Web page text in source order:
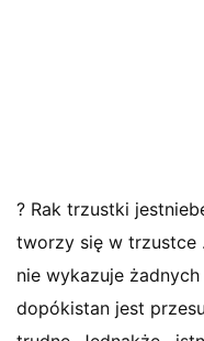
? Rak trzustki
tworzy się w trzustce
nie wykazuje
dopókistan jest